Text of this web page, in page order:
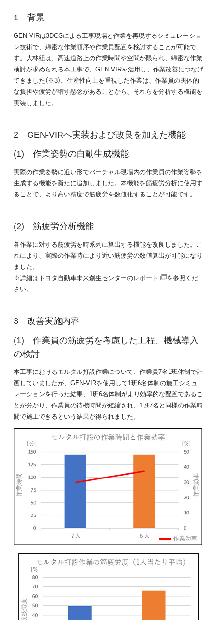
背景
GEN-VIRは3DCGによる工事現場と作業を再現するシミュレーショ
ン技術で、綿密な作業順序や作業員配置を検討することが可能で
す。大林組は、高速道路上の作業時間や空間が限られ、綿密な作業
検討が求められる本工事で、GEN-VIRを活用し、作業改善につなげ
てきました（※3）。生産性向上を重視した作業は、作業員の肉体的
な負担や疲労が増す懸念があることから、それらを分析する機能を
実装しました。
GEN-VIRへ実装および改良を加えた機能
作業姿勢の自動生成機能
実際の作業姿勢に近い形でバーチャル現場内の作業員の作業姿勢を
生成する機能を新たに追加しました。本機能を筋疲労分析に使用す
ることで、より高い精度で筋疲労を数値化することが可能です。
筋疲労分析機能
各作業に対する筋疲労を時系列に算出する機能を改良しました。こ
れにより、実際の作業時により近い筋疲労の数値算出が可能になり
ました。
※詳細はトヨタ自動車未来創生センターのレポート
を参照くだ
さい。
改善実施内容
作業員の筋疲労を考慮した工程、機械導入
の検討
本工事におけるモルタル打設作業について、作業員7名1班体制で計
画していましたが、GEN-VIRを使用して1班6名体制の施工シミュ
レーションを行った結果、1班6名体制がより効率的な配置であるこ
とが分かり、作業員の待機時間が短縮され、1班7名と同様の作業時
間で施工できるという結果が得られました。